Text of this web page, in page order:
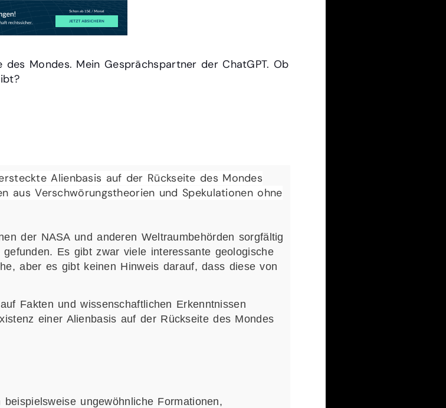
Mondes. Mein Gesprächspartner der ChatGPT. Ob
Alienbasis auf der Rückseite des Mondes
aus Verschwörungstheorien und Spekulationen ohne
der NASA und anderen Weltraumbehörden sorgfältig
Es gibt zwar viele interessante geologische
aber es gibt keinen Hinweis darauf, dass diese von
Fakten und wissenschaftlichen Erkenntnissen
einer Alienbasis auf der Rückseite des Mondes
ungewöhnliche Formationen,